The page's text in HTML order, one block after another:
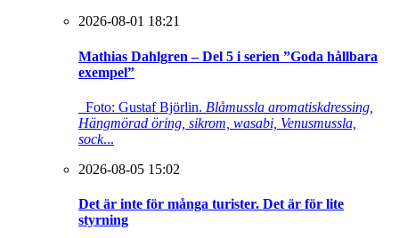
2026-08-01 18:21
Mathias Dahlgren – Del 5 i serien ”Goda hållbara
exempel”
Foto: Gustaf Björlin. Blåmussla aromatiskdressing,
Hängmörad öring, sikrom, wasabi, Venusmussla,
sock...
2026-08-05 15:02
Det är inte för många turister. Det är för lite
styrning